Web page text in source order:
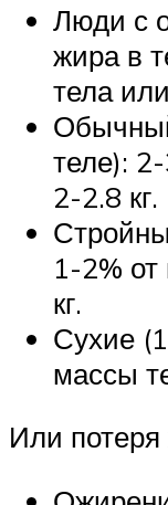
Люди с
жира в
тела
теле):
2-2.8 кг.
1-2%
кг.
Сухие
массы
Или